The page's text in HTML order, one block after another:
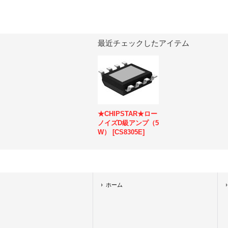
最近チェックしたアイテム
★CHIPSTAR★ロー
ノイズD級アンプ（5
W）
[CS8305E]
ホーム